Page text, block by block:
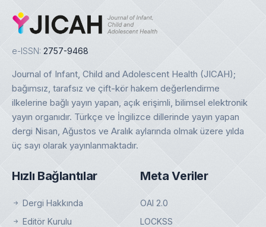
e-ISSN: 2757-9468
Journal of Infant, Child and Adolescent Health (JICAH);
bağımsız, tarafsız ve çift-kör hakem değerlendirme
ilkelerine bağlı yayın yapan, açık erişimli, bilimsel elektronik
yayın organıdır. Türkçe ve İngilizce dillerinde yayın yapan
dergi Nisan, Ağustos ve Aralık aylarında olmak üzere yılda
üç sayı olarak yayınlanmaktadır.
Hızlı Bağlantılar
Dergi Hakkında
Editör Kurulu
Meta Veriler
OAI 2.0
LOCKSS